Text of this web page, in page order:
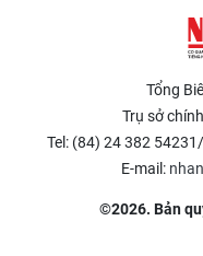
Tổng
Trụ sở
Tel: (84) 24 382
E-mail:
©2026. Bản